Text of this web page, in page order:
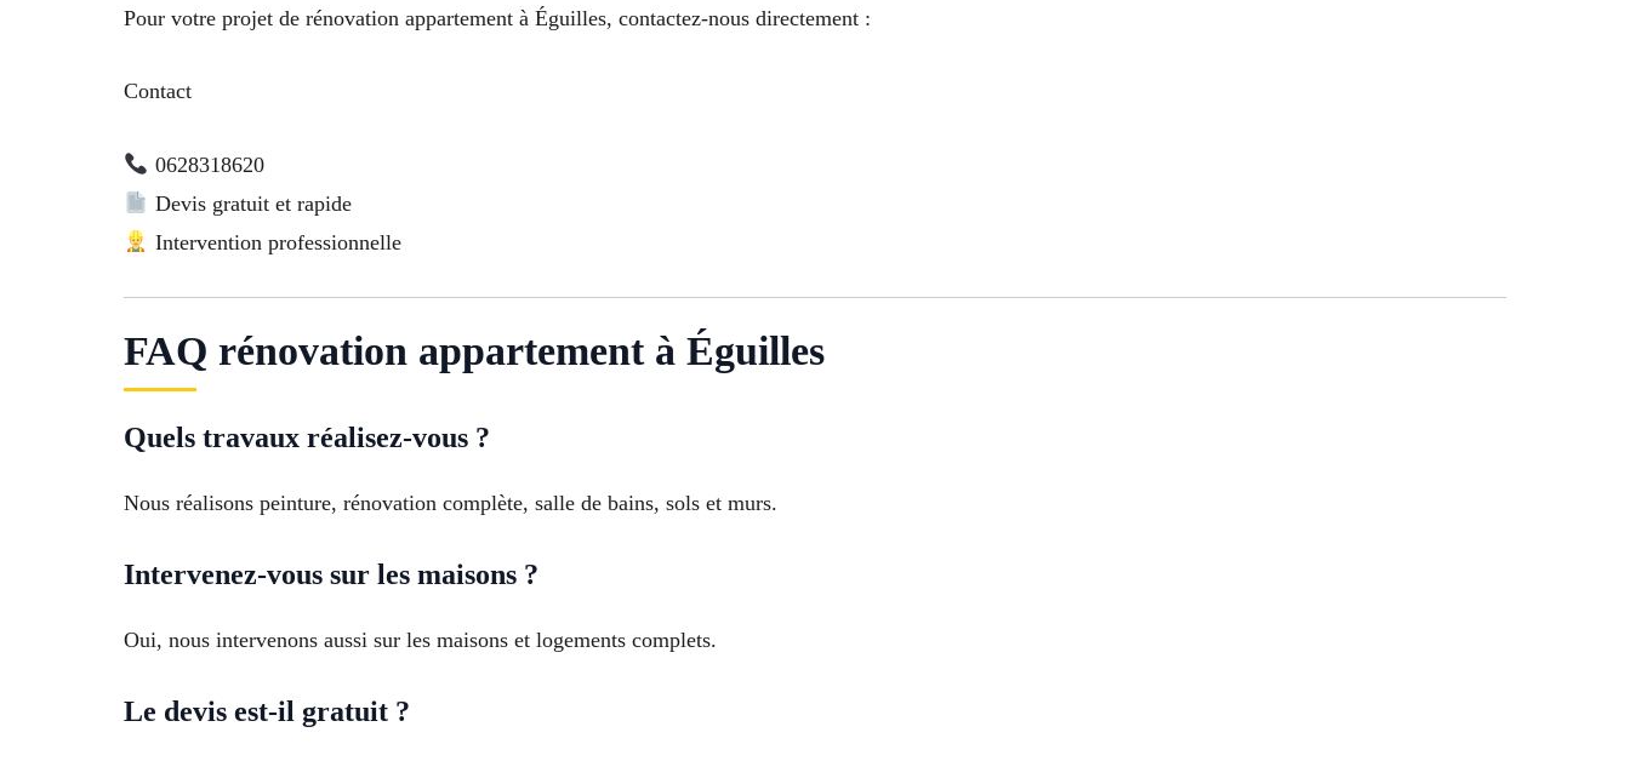
Pour votre projet de rénovation appartement à Éguilles, contactez-nous directement :
Contact
0628318620
Devis gratuit et rapide
Intervention professionnelle
FAQ rénovation appartement à Éguilles
Quels travaux réalisez-vous ?
Nous réalisons peinture, rénovation complète, salle de bains, sols et murs.
Intervenez-vous sur les maisons ?
Oui, nous intervenons aussi sur les maisons et logements complets.
Le devis est-il gratuit ?